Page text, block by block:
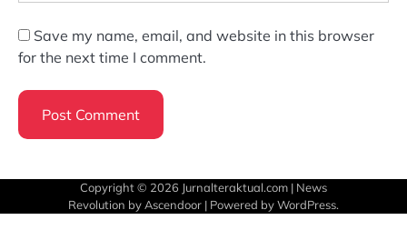
Save my name, email, and website in this browser
for the next time I comment.
Copyright © 2026 Jurnalteraktual.com | News
Revolution by Ascendoor | Powered byWordPress.